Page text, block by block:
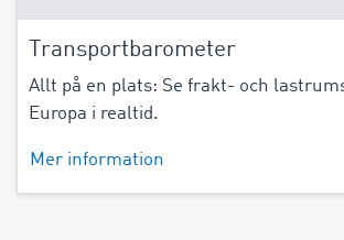
Transportbarometer
Allt på en plats: Se frakt- och
Europa i realtid.
Mer information